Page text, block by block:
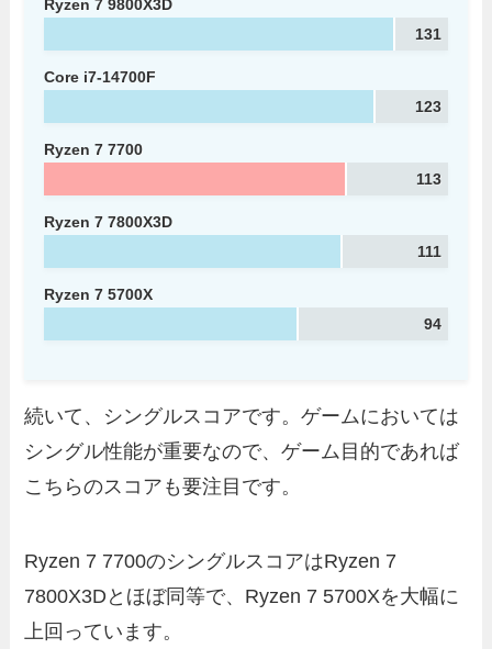
Ryzen 7 9800X3D
131
Core i7-14700F
123
Ryzen 7 7700
113
Ryzen 7 7800X3D
111
Ryzen 7 5700X
94
続いて、シングルスコアです。ゲームにおいては
シングル性能が重要なので、ゲーム目的であれば
こちらのスコアも要注目です。
Ryzen 7 7700のシングルスコアはRyzen 7
7800X3Dとほぼ同等で、Ryzen 7 5700Xを大幅に
上回っています。